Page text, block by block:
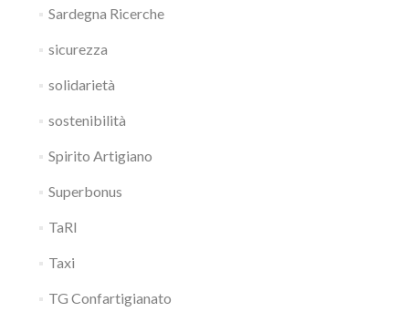
Sardegna Ricerche
sicurezza
solidarietà
sostenibilità
Spirito Artigiano
Superbonus
TaRI
Taxi
TG Confartigianato